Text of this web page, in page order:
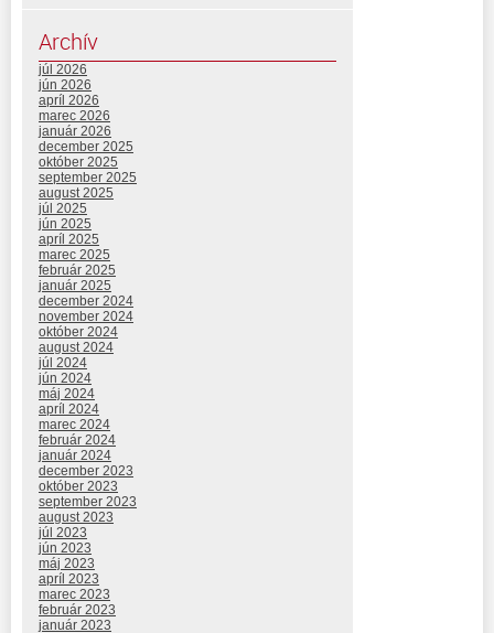
Archív
júl 2026
jún 2026
apríl 2026
marec 2026
január 2026
december 2025
október 2025
september 2025
august 2025
júl 2025
jún 2025
apríl 2025
marec 2025
február 2025
január 2025
december 2024
november 2024
október 2024
august 2024
júl 2024
jún 2024
máj 2024
apríl 2024
marec 2024
február 2024
január 2024
december 2023
október 2023
september 2023
august 2023
júl 2023
jún 2023
máj 2023
apríl 2023
marec 2023
február 2023
január 2023